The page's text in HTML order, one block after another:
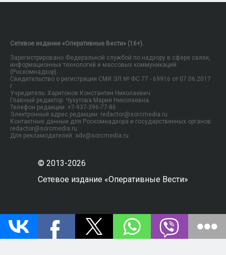
Сетевое издание «Оперативные Вести» (16+).
Зарегистрировано Федеральной службой по надзору в сфере связи,
информационных технологий и массовых коммуникаций
(Роскомнадзор).
Свидетельство о регистрации СМИ ЭЛ № ФС 77 - 69916 от 07.06.2017
г.
Учредитель: Харитонов Константин Николаевич.
Главный редактор: Чухутова Мария Николаевна.
Телефон редакции: +7-937-396-77-86
Электронный адрес редакции: redactor@sorcmedia.ru
Контактные данные для Роскомнадзора и государственных органов:
redactor@sorcmedia.ru
Для рекламодателей: adv@sorcmedia.ru
© 2013-2026
Сетевое издание «Оперативные Вести»